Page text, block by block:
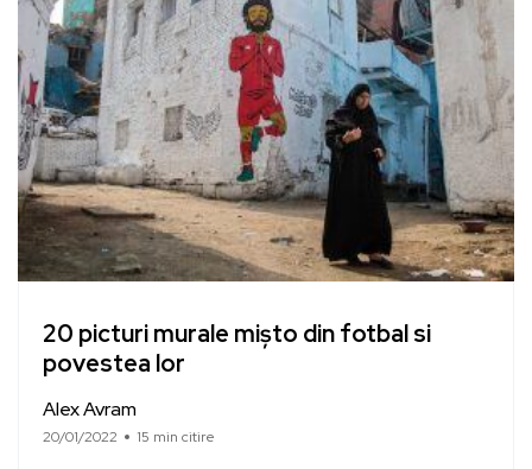
20 picturi murale mișto din fotbal si
povestea lor
Alex Avram
20/01/2022 15 min citire